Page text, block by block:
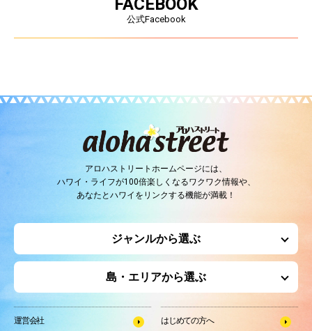
FACEBOOK
公式Facebook
アロハストリートホームページには、
ハワイ・ライフが100倍楽しくなるワクワク情報や、
あなたとハワイをリンクする機能が満載！
ジャンルから選ぶ
島・エリアから選ぶ
運営会社 はじめての方へ